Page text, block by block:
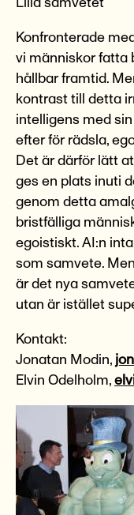
Lilla samvetet
Konfronterade
vi människor fatta
hållbar framtid.
kontrast till detta
intelligens med
efter för rädsla,
Det är därför lätt
ges en plats inuti
genom detta
bristfälliga
egoistiskt. AI:n
som samvete.
är det nya
utan är istället
Kontakt:
Jonatan Modin,
Elvin Odelholm,